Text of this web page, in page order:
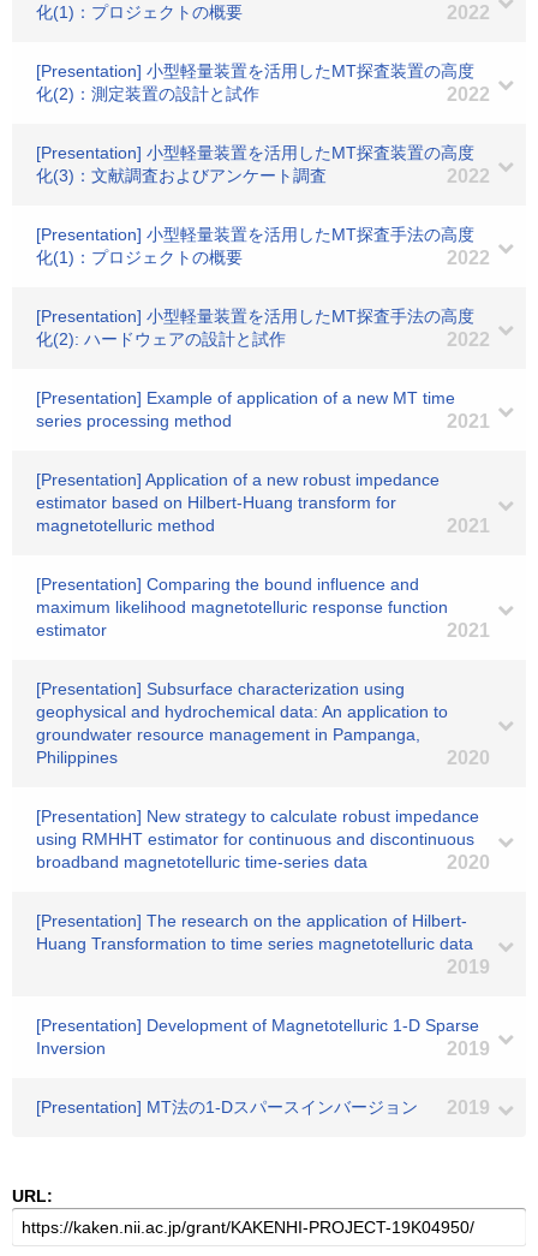
化(1)：プロジェクトの概要
2022
[Presentation] 小型軽量装置を活用したMT探査装置の高度
化(2)：測定装置の設計と試作
2022
[Presentation] 小型軽量装置を活用したMT探査装置の高度
化(3)：文献調査およびアンケート調査
2022
[Presentation] 小型軽量装置を活用したMT探査手法の高度
化(1)：プロジェクトの概要
2022
[Presentation] 小型軽量装置を活用したMT探査手法の高度
化(2): ハードウェアの設計と試作
2022
[Presentation] Example of application of a new MT time
series processing method
2021
[Presentation] Application of a new robust impedance
estimator based on Hilbert-Huang transform for
magnetotelluric method
2021
[Presentation] Comparing the bound influence and
maximum likelihood magnetotelluric response function
estimator
2021
[Presentation] Subsurface characterization using
geophysical and hydrochemical data: An application to
groundwater resource management in Pampanga,
Philippines
2020
[Presentation] New strategy to calculate robust impedance
using RMHHT estimator for continuous and discontinuous
broadband magnetotelluric time-series data
2020
[Presentation] The research on the application of Hilbert-
Huang Transformation to time series magnetotelluric data
2019
[Presentation] Development of Magnetotelluric 1-D Sparse
Inversion
2019
[Presentation] MT法の1-Dスパースインバージョン 2019
URL: